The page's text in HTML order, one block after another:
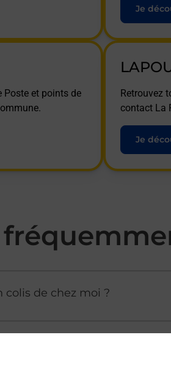
Je
Poste et points de
Retrouvez
contact La
Je
de chez moi ?